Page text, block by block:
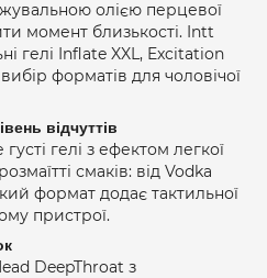
олією перцевої
момент близькості. Intt
гелі Inflate XXL, Excitation
форматів для чоловічої
відчуттів
гелі з ефектом легкої
смаків: від Vodka
формат додає тактильної
пристрої.
DeepThroat з